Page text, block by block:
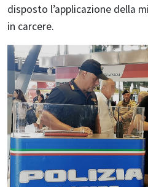
disposto l’applicazione della
in carcere.